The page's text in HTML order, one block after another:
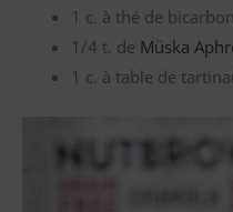
1 c. à thé de
1/4 t. de Müska
1 c. à table de